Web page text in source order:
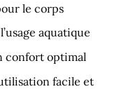
le corps
aquatique
confort optimal
facile et